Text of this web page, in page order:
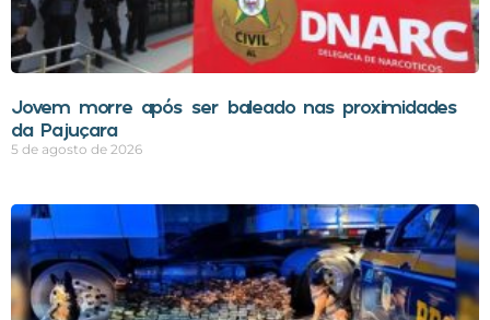
Jovem morre após ser baleado nas proximidades
da Pajuçara
5 de agosto de 2026